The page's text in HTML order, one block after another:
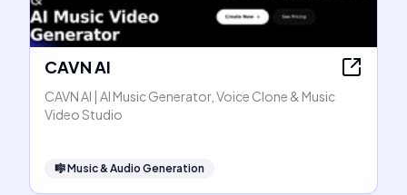
CAVN AI
CAVN AI | AI Music Generator, Voice Clone & Music
Video Studio
🎼Music & Audio Generation